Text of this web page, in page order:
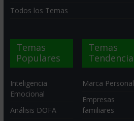
Todos los Temas
Temas
Populares
Inteligencia
Emocional
Análisis DOFA
Temas
Tendencia
Marca Personal
Empresas
familiares